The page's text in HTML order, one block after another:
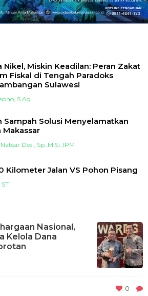
Nikel, Miskin Keadilan: Peran Zakat
Fiskal di Tengah Paradoks
Sulawesi
S.Ag
Sampah Solusi Menyelamatkan
Makassar
Desi, Sp.,M.Si.,IPM
Kilometer Jalan VS Pohon Pisang
Nasional,
Kelola Dana
0